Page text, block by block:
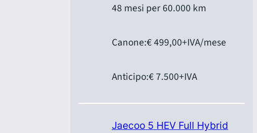
48 mesi per 60.000 km
Canone:€ 499,00+IVA/mese
Anticipo:€ 7.500+IVA
Jaecoo 5 HEV Full Hybrid